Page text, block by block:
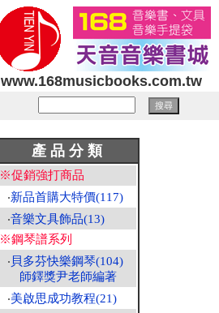
www.168musicbooks.com.tw
產 品 分 類
※促銷強打商品
‧新品首購大特價(117)
‧音樂文具飾品(13)
※鋼琴譜系列
‧ 貝多芬快樂鋼琴(104)
師鐸獎尹老師編著
‧美啟思成功教程(21)